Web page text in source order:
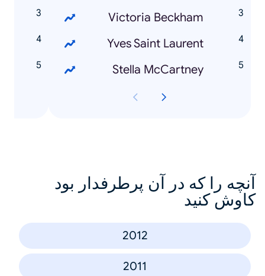
Victoria Beckham
Yves Saint Laurent
Stella McCartney
آنچه را که در آن پرطرفدار بود
کاوش کنید
2012
2011